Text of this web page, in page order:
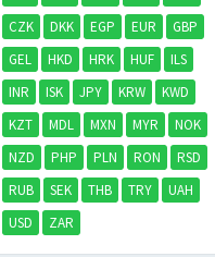
CZK
DKK EGP EUR
GBP
GEL
HKD HRK HUF
ILS
INR
ISK JPY KRW
KWD
KZT
MDL MXN MYR
NOK
NZD
PHP PLN RON
RSD
RUB
SEK THB TRY
UAH
USD
ZAR